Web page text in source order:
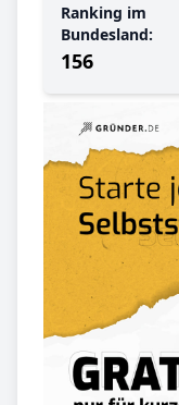
Ranking im
Bundesland:
156